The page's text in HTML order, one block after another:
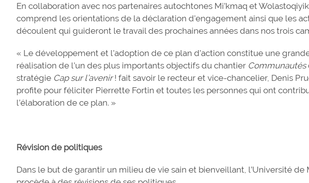
En collaboration avec nos partenaires autochtones Mi’kmaq et
comprend les orientations de la déclaration d’engagement ainsi que les
découlent qui guideront le travail des prochaines années dans nos trois
« Le développement et l’adoption de ce plan d’action constitue une
réalisation de l’un des plus importants objectifs du chantier Communautés
stratégie Cap sur l’avenir! fait savoir le recteur et vice-chancelier, Denis
profite pour féliciter Pierrette Fortin et toutes les personnes qui ont
l’élaboration de ce plan. »
Révision de politiques
Dans le but de garantir un milieu de vie sain et bienveillant, l’Université de